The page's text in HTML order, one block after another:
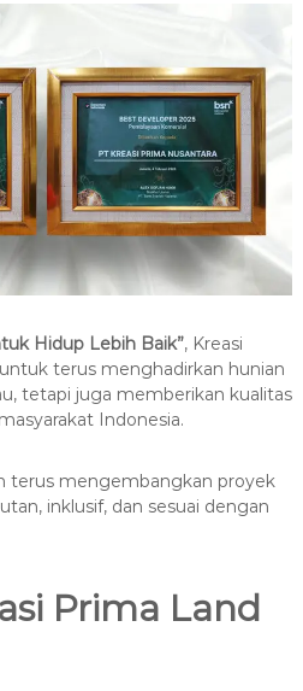
Hidup Lebih Baik”, Kreasi
terus menghadirkan hunian
tetapi juga memberikan kualitas
Indonesia.
terus mengembangkan proyek
inklusif, dan sesuai dengan
Prima Land